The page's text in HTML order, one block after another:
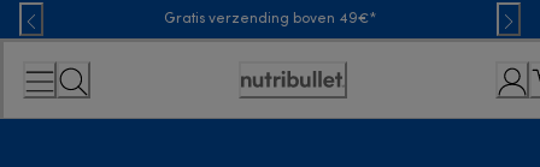
Skip
to
Content
Gratis verzending boven 49€*
Toegankelijkheidsverklaring